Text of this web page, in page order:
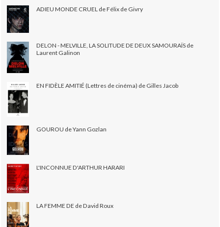
ADIEU MONDE CRUEL de Félix de Givry
DELON - MELVILLE, LA SOLITUDE DE DEUX SAMOURAÏS de
Laurent Galinon
EN FIDÈLE AMITIÉ (Lettres de cinéma) de Gilles Jacob
GOUROU de Yann Gozlan
L'INCONNUE D'ARTHUR HARARI
LA FEMME DE de David Roux